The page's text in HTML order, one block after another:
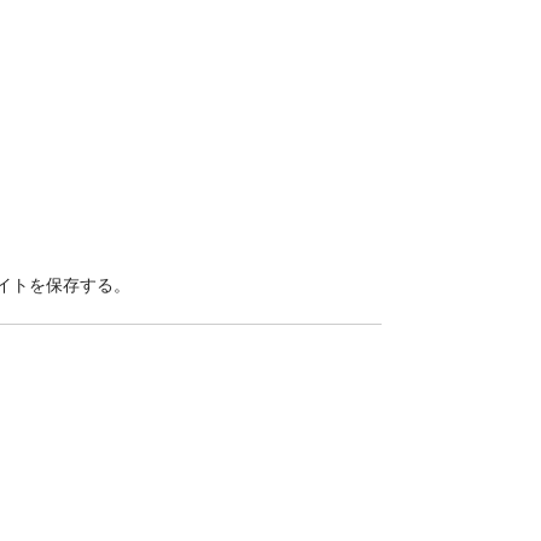
を保存する。